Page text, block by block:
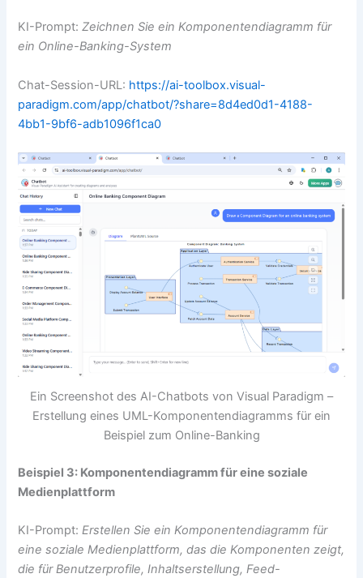
KI-Prompt:Zeichnen Sie ein Komponentendiagramm für
ein Online-Banking-System
Chat-Session-URL: https://ai-toolbox.visual-
paradigm.com/app/chatbot/?share=8d4ed0d1-4188-
4bb1-9bf6-adb1096f1ca0
Ein Screenshot des AI-Chatbots von Visual Paradigm –
Erstellung eines UML-Komponentendiagramms für ein
Beispiel zum Online-Banking
Beispiel 3: Komponentendiagramm für eine soziale
Medienplattform
KI-Prompt:Erstellen Sie ein Komponentendiagramm für
eine soziale Medienplattform, das die Komponenten zeigt,
die für Benutzerprofile, Inhaltserstellung, Feed-